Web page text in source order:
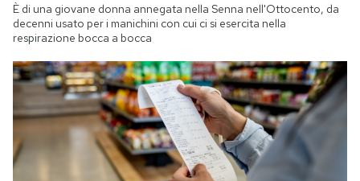
È di una giovane donna annegata nella Senna nell'Ottocento, da
decenni usato per i manichini con cui ci si esercita nella
respirazione bocca a bocca